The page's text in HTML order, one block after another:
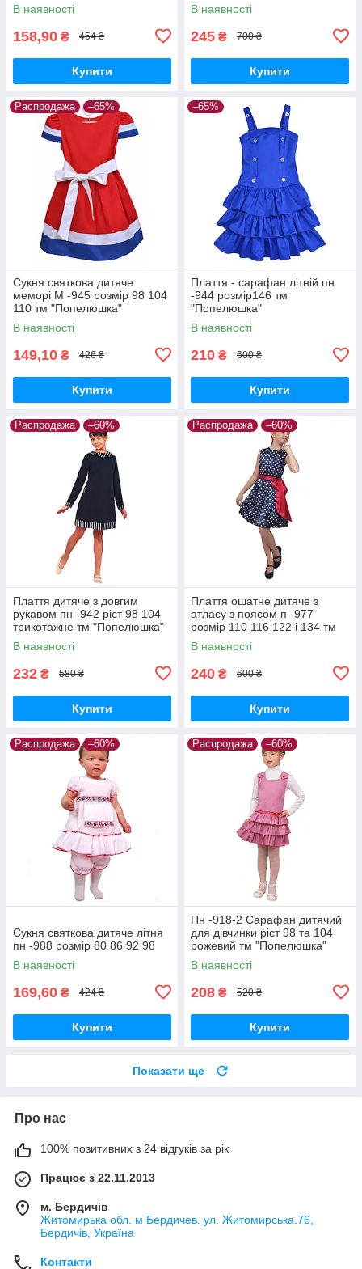
В наявності
158,90 ₴ 454 ₴
Купити
В наявності
245 ₴ 700 ₴
Купити
Распродажа –65%
Сукня святкова дитяче
меморі М -945 розмір 98 104
110 тм "Попелюшка"
В наявності
149,10 ₴ 426 ₴
Купити
–65%
Плаття - сарафан літній пн
-944 розмір146 тм
"Попелюшка"
В наявності
210 ₴ 600 ₴
Купити
Распродажа –60%
Плаття дитяче з довгим
рукавом пн -942 ріст 98 104
трикотажне тм "Попелюшка"
В наявності
232 ₴ 580 ₴
Купити
Распродажа –60%
Плаття ошатне дитяче з
атласу з поясом п -977
розмір 110 116 122 і 134 тм
"Попелюшка"
В наявності
240 ₴ 600 ₴
Купити
Распродажа –60%
Сукня святкова дитяче літня
пн -988 розмір 80 86 92 98
В наявності
169,60 ₴ 424 ₴
Купити
Распродажа –60%
Пн -918-2 Сарафан дитячий
для дівчинки ріст 98 та 104
рожевий тм "Попелюшка"
В наявності
208 ₴ 520 ₴
Купити
Показати ще
Про нас
100% позитивних з 24 відгуків за рік
Працює з 22.11.2013
м. Бердичів
Житомирька обл. м Бердичев. ул. Житомирська.76,
Бердичів, Україна
Контакти